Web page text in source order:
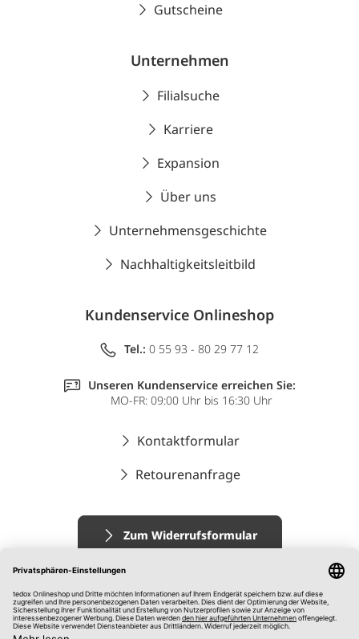
Gutscheine
Unternehmen
Filialsuche
Karriere
Expansion
Über uns
Unternehmensgeschichte
Nachhaltigkeitsleitbild
Kundenservice Onlineshop
Tel.: 0 55 93 - 80 29 77 12
Unseren Kundenservice erreichen Sie:
MO-FR: 09:00 Uhr bis 16:30 Uhr
Kontaktformular
Retourenanfrage
Zum Widerrufsformular
Impressum
AGB